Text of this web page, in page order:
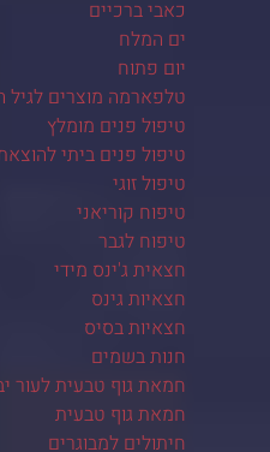
כאבי ברכיים
ים המלח
יום פתוח
טלפארמה מוצרים לגיל
טיפול פנים מומלץ
טיפול פנים ביתי
טיפול זוגי
טיפוח קוריאני
טיפוח לגבר
חצאית ג'ינס מידי
חצאיות גינס
חצאיות בסיס
חנות בשמים
חמאת גוף טבעית לעור
חמאת גוף טבעית
חיתולים למבוגרים